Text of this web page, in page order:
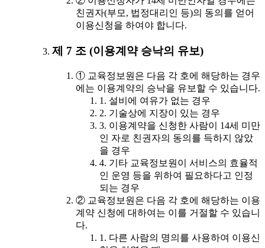
친권자(부모, 법정대리인 등)의 동의를 얻어
이용신청을 하여야 합니다.
제 7 조 (이용계약 승낙의 유보)
① 교육정보원은 다음 각 호에 해당하는 경우
에는 이용계약의 승낙을 유보할 수 있습니다.
1. 설비에 여유가 없는 경우
2. 기술상에 지장이 있는 경우
3. 이용계약을 신청한 사람이 14세 미만
인 자로 친권자의 동의를 득하지 않았
을 경우
4. 기타 교육정보원이 서비스의 효율적
인 운영 등을 위하여 필요하다고 인정
되는 경우
② 교육정보원은 다음 각 호에 해당하는 이용
계약 신청에 대하여는 이를 거절할 수 있습니
다.
1. 다른 사람의 명의를 사용하여 이용신